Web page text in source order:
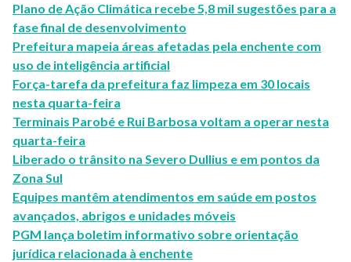
Plano de Ação Climática recebe 5,8 mil sugestões para a
fase final de desenvolvimento
Prefeitura mapeia áreas afetadas pela enchente com
uso de inteligência artificial
Força-tarefa da prefeitura faz limpeza em 30 locais
nesta quarta-feira
Terminais Parobé e Rui Barbosa voltam a operar nesta
quarta-feira
Liberado o trânsito na Severo Dullius e em pontos da
Zona Sul
Equipes mantêm atendimentos em saúde em postos
avançados, abrigos e unidades móveis
PGM lança boletim informativo sobre orientação
jurídica relacionada à enchente